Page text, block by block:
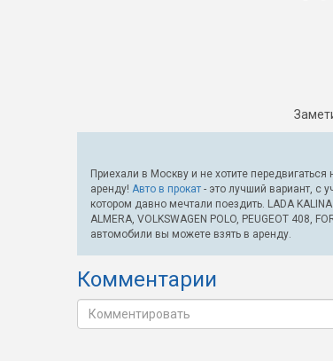
Приехали в Москву и не хотите
аренду! Авто в прокат - это лучший вариант, с
котором давно мечтали поездить. LADA KALINA
ALMERA, VOLKSWAGEN POLO, PEUGEOT 408,
автомобили вы можете взять в аренду.
Комментарии